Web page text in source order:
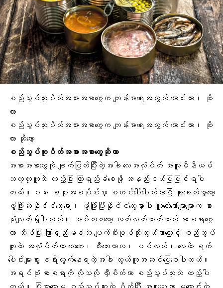
စည်သွပ်ဘူးပိတ်အစားအစာတွေက ကျန်းမာရေးအတွက် ကောင်းလား၊ ဆိုး
လား
စည်သွပ်ဘူးပိတ်အစားအစာတွေက ကျန်းမာရေးအတွက် ကောင်းလား၊ ဆိုး
လား ဆိုတော့
စည်သွပ်ဘူးပိတ်အစားအစာတွေဆိုတာ
အစားအစာတွေကို ချက်ပြုတ်ပြီးတဲ့အခါ လေအလုံပိတ် အလူမီနီယမ်
သတ္တုဘူးထဲ ထည့်ပြီး ကြာရှည်ခံစေဖို့ အနည်းငယ်ပြုပြင်ရပါ
တယ်။ ၁၈ ရာစုအစပိုင်းမှာ စတင်ပေါ်ပေါက်လာပြီး ခုခေတ်မှာတော့
ဖွံ့ဖြိုးဆဲနိုင်ငံတွေရော၊ ဖွံ့ဖြိုးပြီးနိုင်ငံတွေမှာပါ လူတော်တော်များများက စား
သုံးလျက်ရှိပါတယ်။ အဓိကကတော့ လတ်လတ်ဆတ်ဆတ် စားစရာတွေ
ဟာ သိပ်ပြီး ကြာရှည်မခံ ဘဲ ပျက်စီးပုပ်သိုးလွယ်တာကြောင့် စည်သွပ်
ဘူးထဲ အလုံပိတ်ကာ လေဘေး၊ မီးဘေးကာလ၊ ပင်လယ်၊ လေထဲ ရက်
ပေါင်းများစွာ ခရီးထွက်နေရတဲ့အခါ လွယ်ကူအဆင်ပြေစေပါတယ်။
အရင်ဆုံး စားစရာကို လိုသလို လှီးစိတ်ကာ စည်သွပ်ဘူးထဲ ထည့်ပါ